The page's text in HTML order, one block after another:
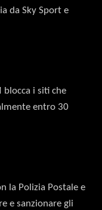
da Sky Sport e
blocca i siti che
entro 30
la Polizia Postale e
e sanzionare gli